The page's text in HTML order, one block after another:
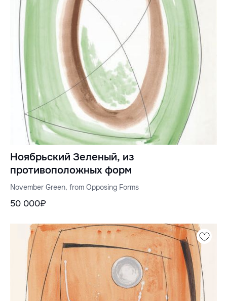
Ноябрьский Зеленый, из
противоположных форм
November Green, from Opposing Forms
50 000₽